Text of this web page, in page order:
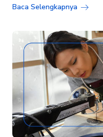
Baca Selengkapnya